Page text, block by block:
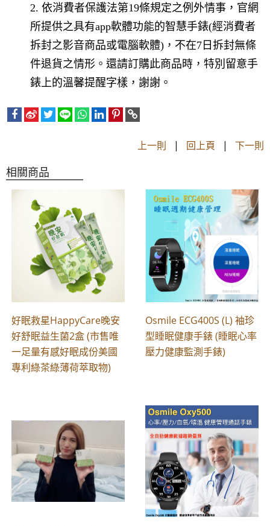
2. 依消費者保護法第19條規定之例外情事，官網
所提供之具有app軟體功能的智慧手錶(經消費者
拆封之影音商品或電腦軟體)，不在7日拆封無條
件退貨之情形。還請訂購此商品時，特別留意手
錶上的溫馨提醒字樣，謝謝。
上一則 | 回上頁 | 下一則
相關商品
好眠救星HappyCare晚安
好舒眠益生菌2盒 (市售唯
一足量有感好眠成份美國
專利綠茶綠薄荷萃取物)
Osmile ECG400S (L) 袖珍
型睡眠健康手錶 (睡眠心率
壓力健康監測手錶)